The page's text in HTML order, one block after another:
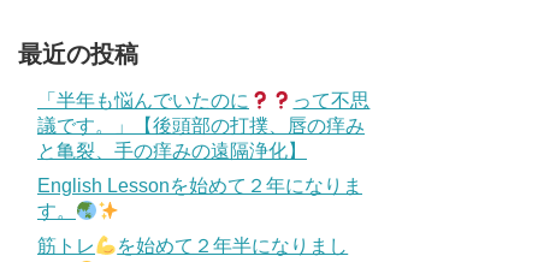
最近の投稿
「半年も悩んでいたのに
って不思
議です。」【後頭部の打撲、唇の痒み
と亀裂、手の痒みの遠隔浄化】
English Lessonを始めて２年になりま
す。
筋トレ
を始めて２年半になりまし